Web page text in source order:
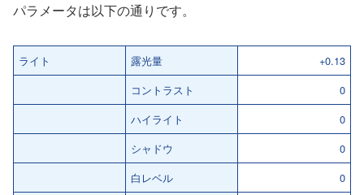
パラメータは以下の通りです。
ライト 露光量
+0.13
コントラスト
0
ハイライト
0
シャドウ
0
白レベル
0